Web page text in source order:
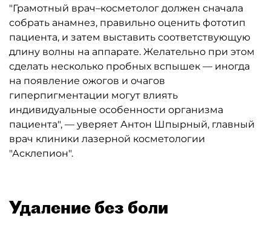
"Грамотный врач–косметолог должен сначала
собрать анамнез, правильно оценить фототип
пациента, и затем выставить соответствующую
длину волны на аппарате. Желательно при этом
сделать несколько пробных вспышек — иногда
на появление ожогов и очагов
гиперпигментации могут влиять
индивидуальные особенности организма
пациента", — уверяет Антон Шпырный, главный
врач клиники лазерной косметологии
"Асклепион".
Удаление без боли